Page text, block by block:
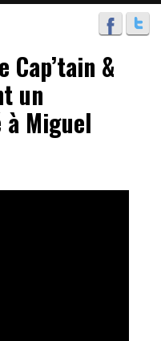
Cap’tain &
un
Miguel